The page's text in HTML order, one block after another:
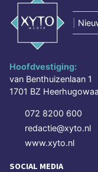
Hoofdvestiging:
van Benthuizenlaan 1
1701 BZ
072 8200 600
redactie@xyto.nl
www.xyto.nl
SOCIAL MEDIA